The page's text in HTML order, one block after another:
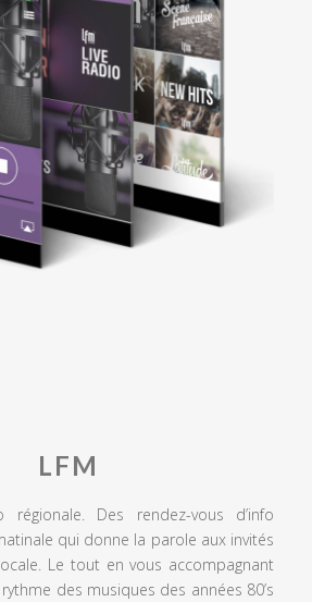
LFM
régionale. Des rendez-vous d’info
qui donne la parole aux invités
Le tout en vous accompagnant
des musiques des années 80’s